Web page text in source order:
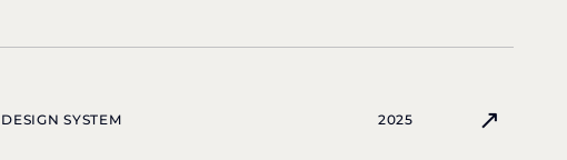
DESIGN SYSTEM 2025 ↗